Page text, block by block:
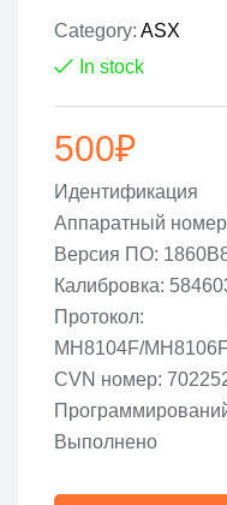
Category: ASX
In stock
500₽
Идентификация
Аппаратный
Версия ПО:
Калибровка:
Протокол:
MH8104F/
CVN номер:
Выполнено